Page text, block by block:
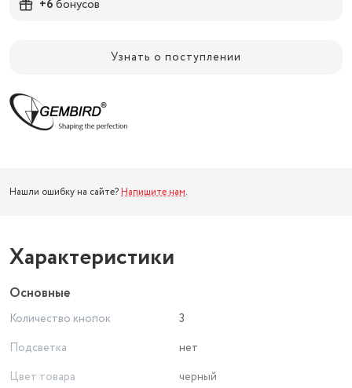
+6бонусов
Узнать о поступлении
Нашли ошибку на сайте? Напишите нам.
Характеристики
Основные
Количество кнопок
3
Подсветка
нет
Цвет товара
черный